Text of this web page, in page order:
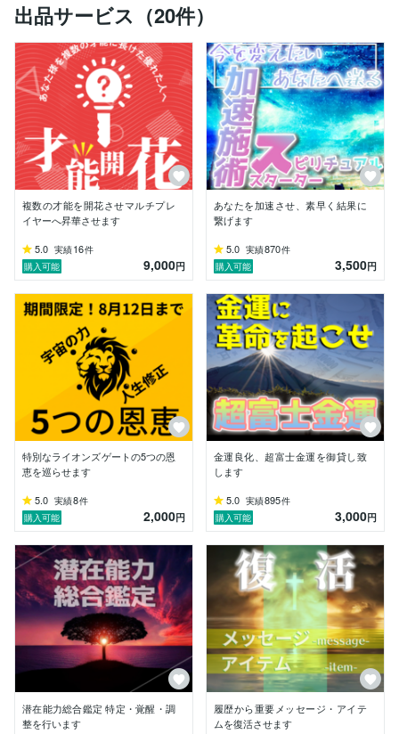
そのために一部ご内容に関しましてはご返答が出来ない
場合がありますこと、予めご了承ください。
(※お見積り依頼に関しましてはなるべく早くご対応出来
るように努めますが、どうしても鑑定中はご返答が遅れ
ますので、温かいお心でお待ちいただけますと幸甚に存
じます)
-------------------------------
《プロフィール》
★キャリア：10年以上
★鑑定実績：1万件超
セージ、読心伝達、ヒーリング、波動送信、思念伝達な
ど
★経歴：幼少期に両親からスピリチュアルの洗礼を受
け、10歳の頃には完全開眼し、それ以降人には見えな
いものが見えるようになる。
大学卒業と同時に海外へと渡り、本格的な修行を開始。
様々な悩みや人に対応できるだけのスキルを現地にて会
得。
帰国後は対面鑑定師として活動し、そこで人を導くこと
に目覚める。
以降はスピリチュアルの指導者として活動中。
-------------------------------
同じ占い師(同業者)からの悪質な悪戯や嫌がらせによる
別アカウントや人を雇ってそういった低評価攻撃を仕掛
けられており、本当に胸を痛めるばかりではございます
が、そういった方に関しましてはすぐにココナラの運営
様に報告し、以降のお取引はキャンセル及びブロック対
応とさせていただきます。
また、私がお送りした鑑定結果を許可なく二次販売およ
び二次利用(共有・公開)されているご報告を特定の方々
からいただいております。
そして匿名の掲示板による誹謗中傷や威力業務妨害等の
被害も受けており、これらに関しましては然るべきご対
出品サービス（20件）
複数の才能を開花させマルチプレ
イヤーへ昇華させます
5.0 実績16件
購入可能
9,000円
あなたを加速させ、素早く結果に
繋げます
5.0 実績870件
購入可能
3,500円
特別なライオンズゲートの5つの恩
恵を巡らせます
5.0 実績8件
購入可能
2,000円
金運良化、超富士金運を御貸し致
します
5.0 実績895件
購入可能
3,000円
潜在能力総合鑑定 特定・覚醒・調
整を行います
履歴から重要メッセージ・アイテ
ムを復活させます